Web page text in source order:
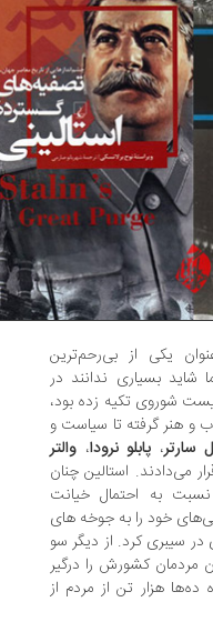
از بی‌رحم‌ترین
بسیاری ندانند در
تکیه زده بود،
گرفته تا سیاست و
،پابلو نرودا،والتر
استالین چنان
احتمال خیانت
را به جوخه های
کرد. از دیگر سو
کشورش را درگیر
تن از مردم از